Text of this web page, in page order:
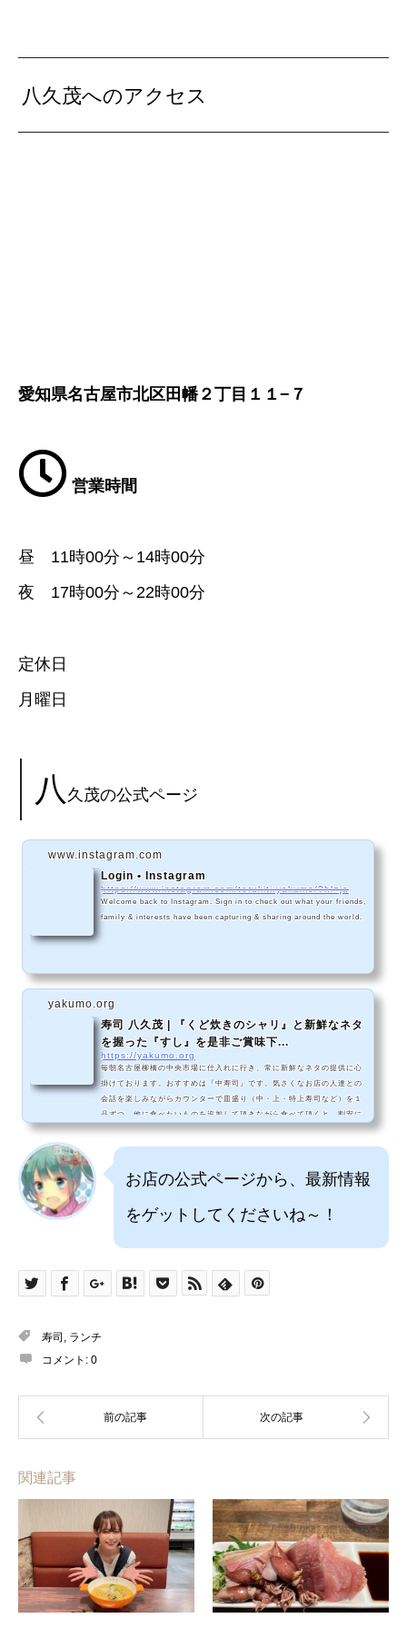
八久茂へのアクセス
愛知県名古屋市北区田幡２丁目１１−７
営業時間
昼 11時00分～14時00分
夜 17時00分～22時00分
定休日
月曜日
八 久茂の公式ページ
www.instagram.com
Login • Instagram
https://www.instagram.com/terukiti.yakumo/?hl=ja
Welcome back to Instagram. Sign in to check out what your friends,
family & interests have been capturing & sharing around the world.
yakumo.org
寿司 八久茂 | 『くど炊きのシャリ』と新鮮なネタ
を握った『すし』を是非ご賞味下...
https://yakumo.org
毎朝名古屋柳橋の中央市場に仕入れに行き、常に新鮮なネタの提供に心
掛けております。おすすめは『中寿司』です。気さくなお店の人達との
会話を楽しみながらカウンターで皿盛り（中・上・特上寿司など）を１
品ずつ。他に食べたいものを追加して頂きながら食べて頂くと、割安に
ご満足頂けます。店の雰囲気は大正時代を思わせるようなレトロ調。カ
ウンター、テーブル、座敷もご用意致しております。お値打ちなランチ
合わせ、グループの方々にお得なセ
お店の公式ページから、最新情報
をゲットしてくださいね～！
寿司 , ランチ
コメント: 0
関連記事